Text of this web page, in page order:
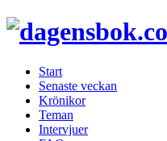
Start
Senaste veckan
Krönikor
Teman
Intervjuer